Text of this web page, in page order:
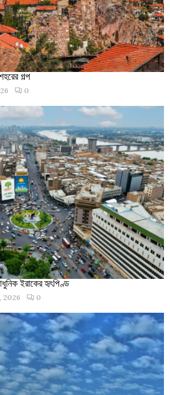
গল্প
0
ইরাকের হৃৎপিণ্ড
2026 0